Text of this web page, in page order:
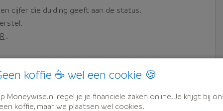
cijfer die duiding geeft aan de status.
.
codering? Dan kan geld lenen lastig zijn.
koffie ☕ wel een cookie 🍪
Moneywise.nl regel je je financiële zaken online. Je krijgt bij
koffie, maar we plaatsen wel cookies.